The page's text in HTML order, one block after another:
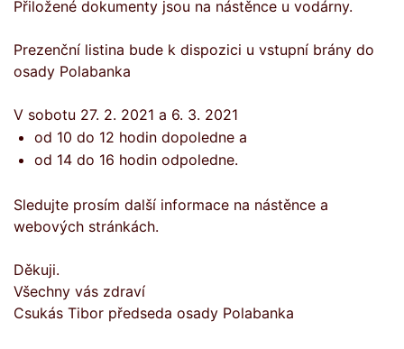
Přiložené dokumenty jsou na nástěnce u vodárny.
Prezenční listina bude k dispozici u vstupní brány do
osady Polabanka
V sobotu 27. 2. 2021 a 6. 3. 2021
od 10 do 12 hodin dopoledne a
od 14 do 16 hodin odpoledne.
Sledujte prosím další informace na nástěnce a
webových stránkách.
Děkuji.
Všechny vás zdraví
Csukás Tibor předseda osady Polabanka